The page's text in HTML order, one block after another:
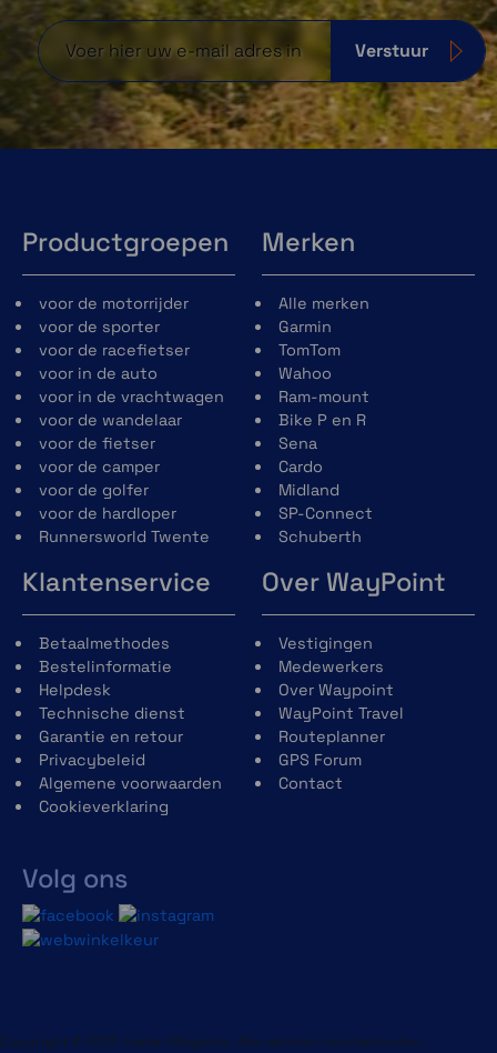
Verstuur
Productgroepen
voor de motorrijder
voor de sporter
voor de racefietser
voor in de auto
voor in de vrachtwagen
voor de wandelaar
voor de fietser
voor de camper
voor de golfer
voor de hardloper
Runnersworld Twente
Merken
Alle merken
Garmin
TomTom
Wahoo
Ram-mount
Bike P en R
Sena
Cardo
Midland
SP-Connect
Schuberth
Klantenservice
Betaalmethodes
Bestelinformatie
Helpdesk
Technische dienst
Garantie en retour
Privacybeleid
Algemene voorwaarden
Cookieverklaring
Volg ons
Over WayPoint
Vestigingen
Medewerkers
Over Waypoint
WayPoint Travel
Routeplanner
GPS Forum
Contact
Copyright © 2013-heden Magento. Alle rechten voorbehouden.